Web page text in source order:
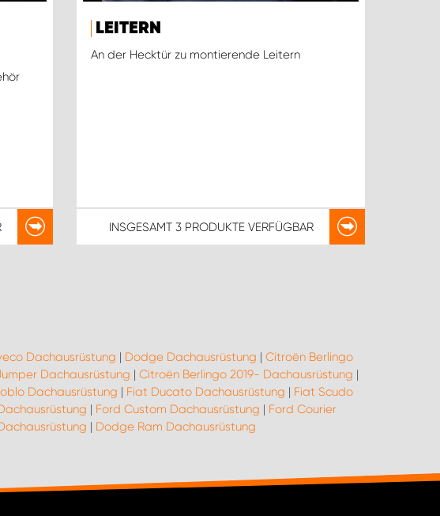
LEITERN
An der Hecktür zu montierende Leitern
INSGESAMT 3 PRODUKTEVERFÜGBAR
Dachausrüstung | Dodge Dachausrüstung | Citroën Berlingo
Dachausrüstung | Citroën Berlingo 2019- Dachausrüstung |
Dachausrüstung | Fiat Ducato Dachausrüstung | Fiat Scudo
| Ford Custom Dachausrüstung | Ford Courier
| Dodge Ram Dachausrüstung